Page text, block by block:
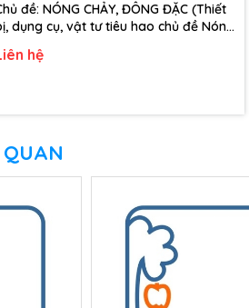
đề: NÓNG CHẢY, ĐÔNG ĐẶC (Thiết
dụng cụ, vật tư tiêu hao chủ đề Nóng
hệ